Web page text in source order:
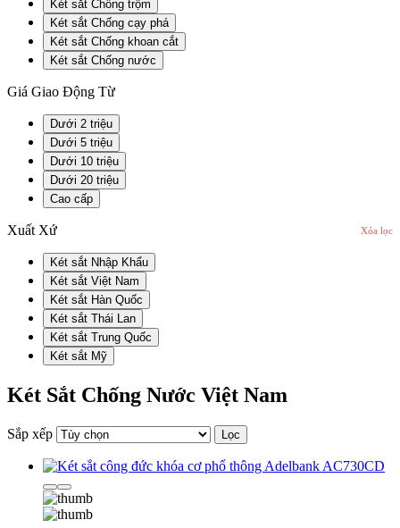
Két sắt Chống trộm
Két sắt Chống cạy phá
Két sắt Chống khoan cắt
Két sắt Chống nước
Giá Giao Động Từ
Dưới 2 triệu
Dưới 5 triệu
Dưới 10 triệu
Dưới 20 triệu
Cao cấp
Xuất Xứ Xóa lọc
Két sắt Nhập Khẩu
Két sắt Việt Nam
Két sắt Hàn Quốc
Két sắt Thái Lan
Két sắt Trung Quốc
Két sắt Mỹ
Két Sắt Chống Nước Việt Nam
Sắp xếp Lọc